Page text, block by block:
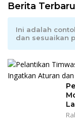
Berita Terbaru
Ini adalah
dan sesuaikan